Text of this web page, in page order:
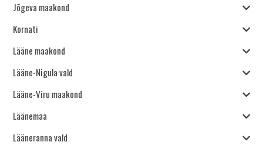
Jõgeva maakond
Kornati
Lääne maakond
Lääne-Nigula vald
Lääne-Viru maakond
Läänemaa
Lääneranna vald